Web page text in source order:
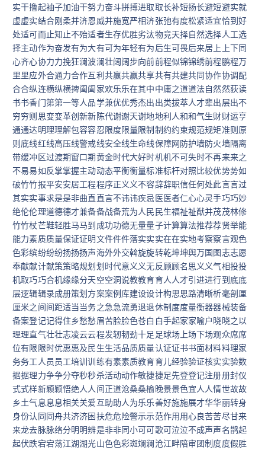
实干撸起袖子加油干努力奋斗拼搏进取取长补短扬长避短避实就
虚虚实结合刚柔并济恩威并施宽严相济张弛有度松紧适宜恰到好
处适可而止知止不殆适者生存优胜劣汰物竞天择自然选择人工选
择主动作为奋发有为大有可为年轻有为后生可畏后来居上上下同
心齐心协力力挽狂澜波澜壮阔阔步向前前程似锦锦绣前程鹏程万
里里应外合通力合作互利共赢共赢共享共有共建共同协作协调配
合合纵连横纵横捭阖阖家欢乐乐在其中中庸之道道法自然然荻读
书书香门第第一等人品学兼优优秀杰出出类拔萃人才辈出层出不
穷穷则思变变革创新新陈代谢谢天谢地地利人和和气生财财运亨
通通达明理理解包容容忍限度限量限制制约约束规范规矩准则原
则底线红线高压线警戒线安全线生命线保障网防护墙防火墙隔离
带缓冲区过渡期窗口期黄金时代大好时机机不可失时不再来来之
不易易如反掌掌握主动动态平衡衡量标准标杆对照比较优势势如
破竹竹报平安安居工程程序正义义不容辞辞职信任何处此言言过
其实实事求是是非曲直直言不讳讳疾忌医医者仁心心灵手巧巧妙
绝伦伦理道德德才兼备备战备荒为人民民生福祉祉猷并茂茂林修
竹竹杖芒鞋轻胜马马到成功功德无量量子计算算法推荐荐贤举能
能力素质质量保证证明文件件件落实实实在在实地考察察言观色
色彩缤纷纷纷扬扬扬声海外外交斡旋旋转乾坤坤舆万国图志志愿
奉献献计献策策略规划划时代意义义无反顾顾名思义义气相投投
机取巧巧合机缘缘分天空空洞说教教育育人人才引进进行到底底
层逻辑辑录成册策划方案案例库建设设计构思思路清晰析毫剖厘
厘米之间间距适当当务之急急流勇退退休制度度量衡器器械装备
备案登记记得住乡愁愁眉苦脸脸色苍白白手起家家喻户晓晓之以
理理直气壮壮志凌云云程发轫韧劲十足足球场上场下场观众席席
位有限限时优惠惠及民生生活品质质量认证证书书面材料料理家
务务工人员员工培训训练有素素质教育育儿经验验证核实实验数
据据理力争争分夺秒秒杀活动动作敏捷捷足先登登记注册册封仪
式式样新颖颖悟绝人人间正道沧桑桑榆晚景景色宜人人情世故故
乡土气息息息相关关爱互助助人为乐乐善好施施展才华华丽转身
身份认同同舟共济济困扶危危险警示示范作用用心良苦苦尽甘来
来龙去脉脉络分明明辨是非非同小可可歌可泣泣不成声声名鹊起
起伏跌宕宕荡江湖湖光山色色彩斑斓澜沧江畔陪审团制度度假胜